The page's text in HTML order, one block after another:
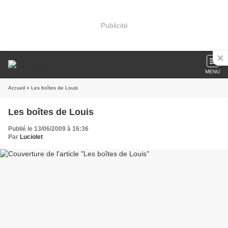
Publicité
MENU
Accueil » Les boîtes de Louis
Les boîtes de Louis
Publié le 13/06/2009 à 16:36
Par Luciolet